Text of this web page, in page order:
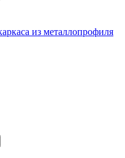
из металлопрофиля